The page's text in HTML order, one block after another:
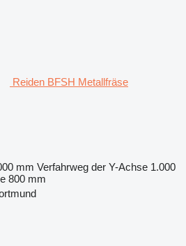
Reiden BFSH Metallfräse
mm Verfahrweg der Y-Achse 1.000
800 mm